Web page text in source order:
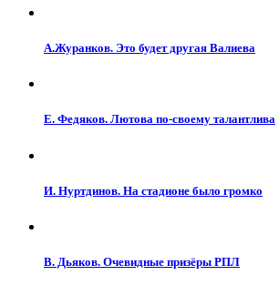
А.Журанков. Это будет другая Валиева
Е. Федяков. Лютова по-своему талантлива
И. Нуртдинов. На стадионе было громко
В. Дьяков. Очевидные призёры РПЛ